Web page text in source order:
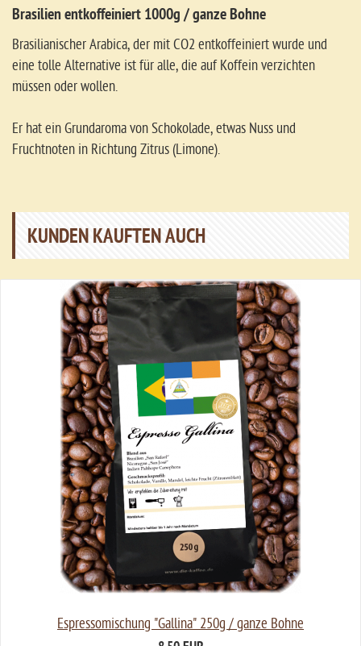
Brasilien entkoffeiniert 1000g / ganze Bohne
Brasilianischer Arabica, der mit CO2 entkoffeiniert wurde und
eine tolle Alternative ist für alle, die auf Koffein verzichten
müssen oder wollen.
Er hat ein Grundaroma von Schokolade, etwas Nuss und
Fruchtnoten in Richtung Zitrus (Limone).
KUNDEN KAUFTEN AUCH
Espressomischung "Gallina" 250g / ganze Bohne